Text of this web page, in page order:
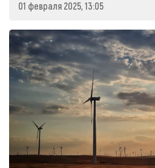
01 февраля 2025, 13:05